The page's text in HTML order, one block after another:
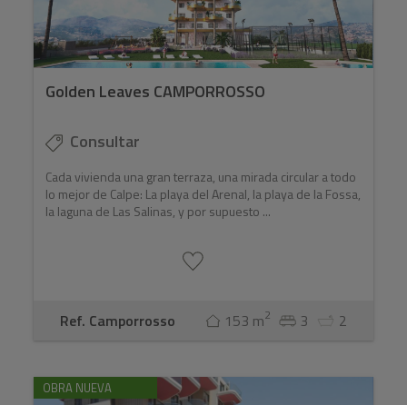
Golden Leaves CAMPORROSSO
Consultar
Cada vivienda una gran terraza, una mirada circular a todo
lo mejor de Calpe: La playa del Arenal, la playa de la Fossa,
la laguna de Las Salinas, y por supuesto ...
Ref. Camporrosso 153 m2 3 2
OBRA NUEVA